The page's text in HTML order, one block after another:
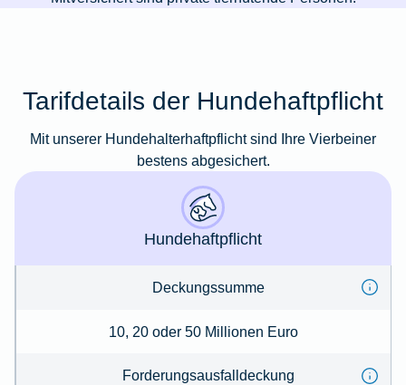
Tarifdetails der Hundehaftpflicht
Mit unserer Hundehalterhaftpflicht sind Ihre Vierbeiner
bestens abgesichert.
Hundehaftpflicht
Deckungssumme
10, 20 oder 50 Millionen Euro
Forderungs­ausfalldeckung